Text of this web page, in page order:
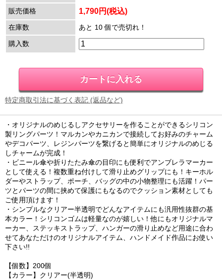
販売価格
1,790円(税込)
在庫数 あと 10 個で売切れ！
購入数
特定商取引法に基づく表記 (返品など)
・オリジナルのめじるしアクセサリーを作ることができるシリコン
製リングパーツ！マルカンやカニカンで接続してお好みのチャーム
やデコパーツ、レジンパーツを繋げると簡単にオリジナルのめじる
しチャームが完成！
・ビニール傘や折りたたみ傘の目印にも便利でアンブレラマーカー
として使える！複数重ね付けして滑り止めグリップにも！キーホル
ダーやストラップ、ポーチ、バッグの中の小物整理にも活躍！パー
ツとパーツの間に挟めて保護にもなるのでクッション素材としても
ご使用頂けます！
・シンプルなクリアー半透明でどんなアイテムにも汎用性抜群の基
本カラー！シリコンゴムは軽量なのが嬉しい！他にもオリジナルマ
ーカー、ステッキストラップ、ハンガーの滑り止めなど用途に合わ
せてあなただけのオリジナルアイテム、ハンドメイド作品にお使い
下さい!!
【個数】200個
【カラー】クリアー(半透明)